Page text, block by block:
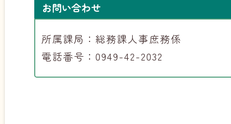
お問い合わせ
所属課局：総務課人事庶務係
電話番号：0949-42-2032